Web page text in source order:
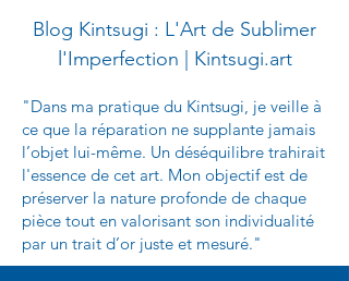
Blog Kintsugi : L'Art de Sublimer
l'Imperfection | Kintsugi.art
"Dans ma pratique du Kintsugi, je veille à
ce que la réparation ne supplante jamais
l’objet lui-même. Un déséquilibre trahirait
l'essence de cet art. Mon objectif est de
préserver la nature profonde de chaque
pièce tout en valorisant son individualité
par un trait d’or juste et mesuré."